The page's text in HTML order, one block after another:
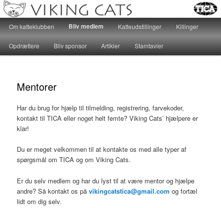
Katteklubben Viking Cats
Katteklub – For alle kattevenner, hvad end hjertet banker for huskatte eller
racekatte, er velkomne…
Main menu
Skip to primary content
Skip to secondary content
Om katteklubben Bliv medlem Katteudstillinger Killinger
Opdrættere Bliv sponsor Artikler Stamtavler
Mentorer
Har du brug for hjælp til tilmelding, registrering, farvekoder,
kontakt til TICA eller noget helt femte? Viking Cats’ hjælpere er
klar!
Du er meget velkommen til at kontakte os med alle typer af
spørgsmål om TICA og om Viking Cats.
Er du selv medlem og har du lyst til at være mentor og hjælpe
andre? Så kontakt os påvikingcatstica@gmail.com og fortæl
lidt om dig selv.